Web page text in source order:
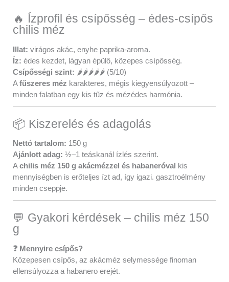
🔥 Ízprofil és csípősség – édes-csípős
chilis méz
Illat: virágos akác, enyhe paprika-aroma.
Íz: édes kezdet, lágyan épülő, közepes csípősség.
Csípősségi szint: 🌶️🌶️🌶️🌶️🌶️ (5/10)
Afűszeres méz karakteres, mégis kiegyensúlyozott –
minden falatban egy kis tűz és mézédes harmónia.
📦 Kiszerelés és adagolás
Nettó tartalom: 150 g
Ajánlott adag: ½–1 teáskanál ízlés szerint.
Achilis méz 150 g akácmézzel és habaneróval kis
mennyiségben is erőteljes ízt ad, így igazi. gasztroélmény
minden cseppje.
💬 Gyakori kérdések – chilis méz 150
g
❓ Mennyire csípős?
Közepesen csípős, az akácméz selymessége finoman
ellensúlyozza a habanero erejét.